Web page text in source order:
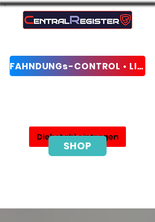
FAHNDUNGs-CONTROL • LIVE-CHECK
Diebstahl eintragen
SHOP